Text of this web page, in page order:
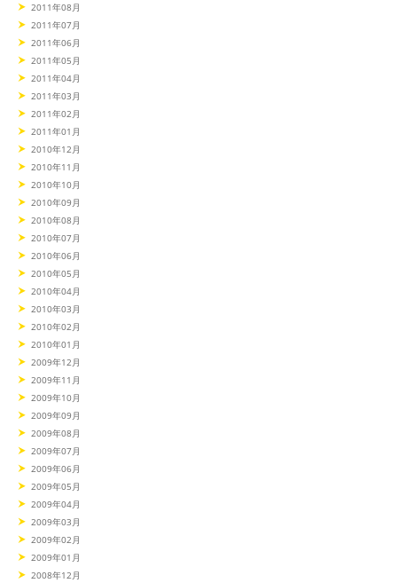
2011年08月
2011年07月
2011年06月
2011年05月
2011年04月
2011年03月
2011年02月
2011年01月
2010年12月
2010年11月
2010年10月
2010年09月
2010年08月
2010年07月
2010年06月
2010年05月
2010年04月
2010年03月
2010年02月
2010年01月
2009年12月
2009年11月
2009年10月
2009年09月
2009年08月
2009年07月
2009年06月
2009年05月
2009年04月
2009年03月
2009年02月
2009年01月
2008年12月